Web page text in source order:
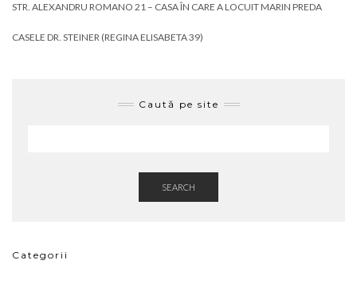
STR. ALEXANDRU ROMANO 21 – CASA ÎN CARE A LOCUIT MARIN PREDA
CASELE DR. STEINER (REGINA ELISABETA 39)
Caută pe site
SEARCH
Categorii